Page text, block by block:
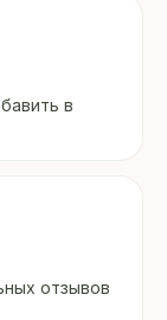
в
отзывов